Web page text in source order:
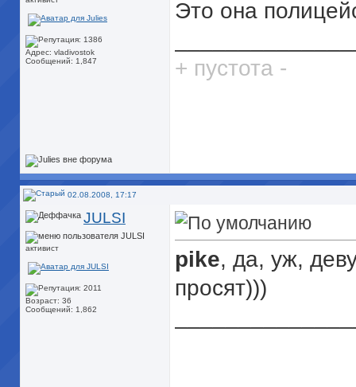
Адрес: vladivostok
Сообщений: 1,847
Это она
+ пустота -
02.08.2008, 17:17
JULSI
активист
Возраст: 36
Сообщений: 1,862
pike, да, уж,
просят)))